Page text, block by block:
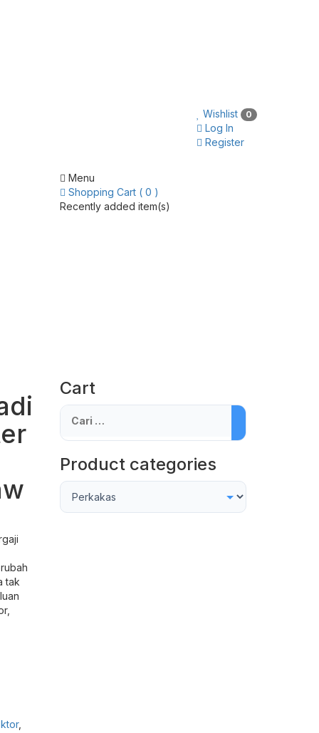
Wishlist 0
Log In
Register
Menu
Shopping Cart ( 0 )
Recently added item(s)
tak
,
Cart
Cari
untuk:
Product categories